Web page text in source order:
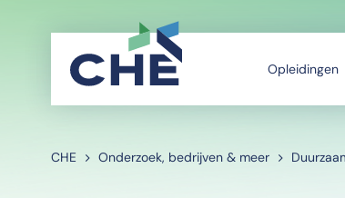
Opleidingen
CHE Onderzoek, bedrijven & meer